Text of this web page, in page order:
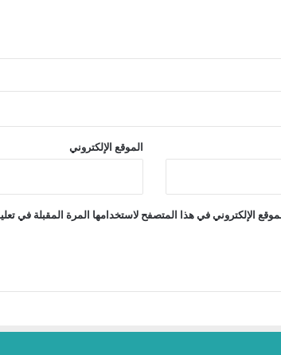
الموقع الإلكتروني
الإلكتروني في هذا المتصفح لاستخدامها المرة المقبلة في